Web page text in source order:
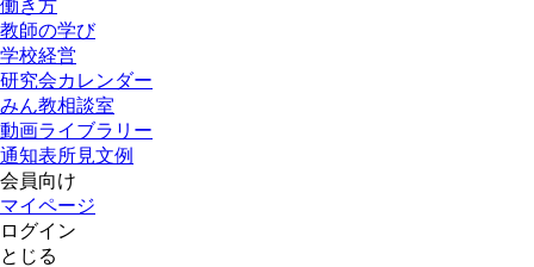
働き方
教師の学び
学校経営
研究会カレンダー
みん教相談室
動画ライブラリー
通知表所見文例
会員向け
マイページ
ログイン
とじる